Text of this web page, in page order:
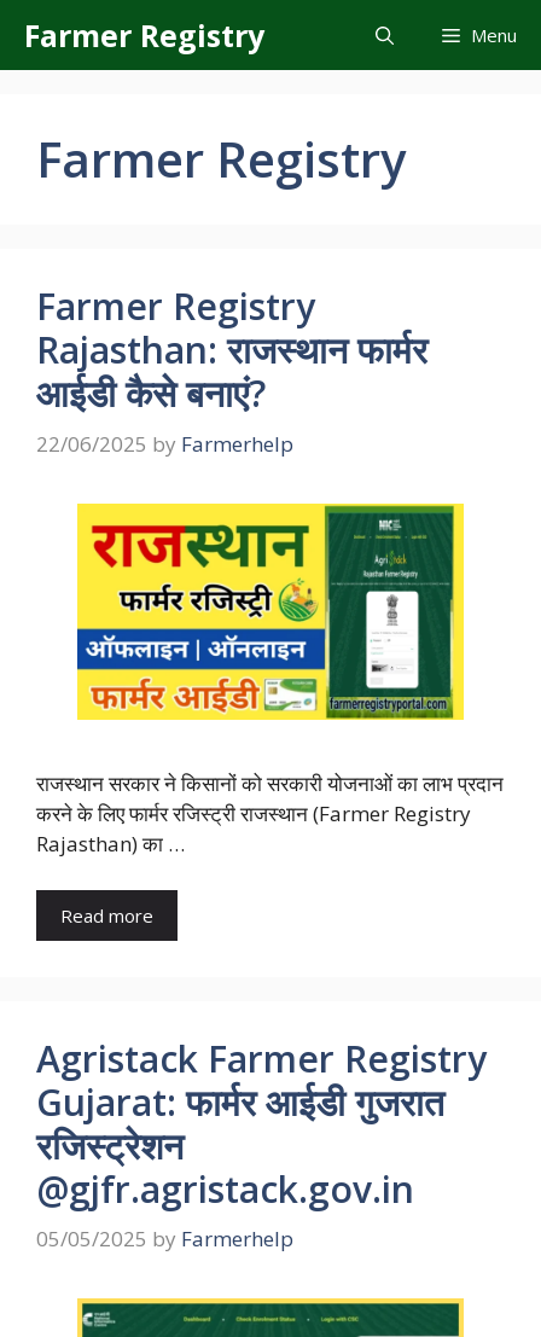
content
Farmer Registry Menu
Farmer Registry
Farmer Registry
Rajasthan: राजस्थान फार्मर
आईडी कैसे बनाएं?
22/06/2025 by Farmerhelp
राजस्थान सरकार ने किसानों को सरकारी योजनाओं का लाभ प्रदान
करने के लिए फार्मर रजिस्ट्री राजस्थान (Farmer Registry
Rajasthan) का …
Read more
Agristack Farmer Registry
Gujarat: फार्मर आईडी गुजरात
रजिस्ट्रेशन
@gjfr.agristack.gov.in
05/05/2025 by Farmerhelp